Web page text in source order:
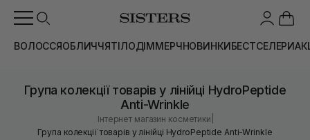
ВОЛОССЯОБЛИЧЧЯТІЛОДІММЕРЧНОВИНКИБЕСТСЕЛЕРИ
Група колекції товарів у лінійці HydroPeptide
Anti-Wrinkle
Інтернет магазин косметики
Група колекції товарів у лінійці HydroPeptide Anti-Wrinkle